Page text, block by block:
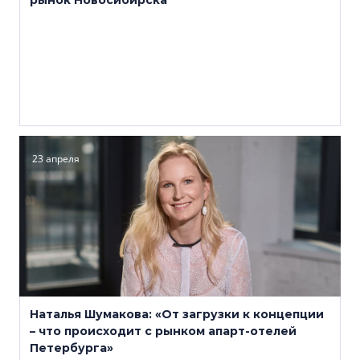
23 апреля
Наталья Шумакова: «От загрузки к концепции
– что происходит с рынком апарт-отелей
Петербурга»